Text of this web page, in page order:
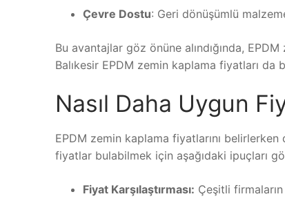
Çevre Dostu: Geri dönüşümlü
Bu avantajlar göz önüne alındığında,
Balıkesir EPDM zemin kaplama fiyatları
Nasıl Daha Uygun
EPDM zemin kaplama fiyatlarını
fiyatlar bulabilmek için aşağıdaki ipuçları
Fiyat Karşılaştırması: Çeşitli